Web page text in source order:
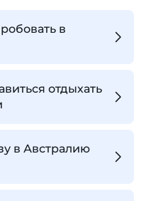
в
отдыхать
в Австралию